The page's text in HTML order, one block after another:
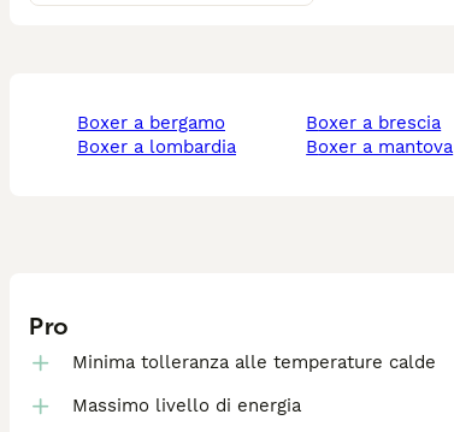
boxer a bergamo
boxer a lombardia
boxer a brescia
boxer a mantova
Pro
Minima tolleranza alle temperature calde
Massimo livello di energia